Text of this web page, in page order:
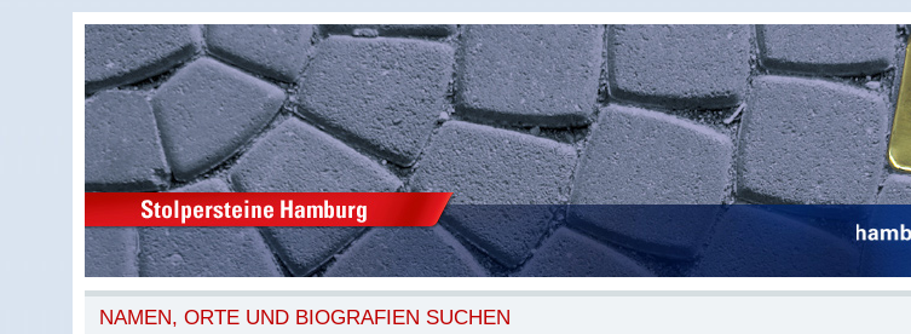
NAMEN, ORTE UND BIOGRAFIEN SUCHEN